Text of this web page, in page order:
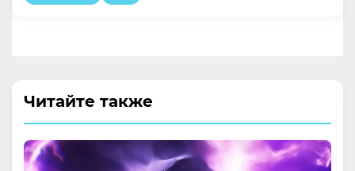
Читайте также